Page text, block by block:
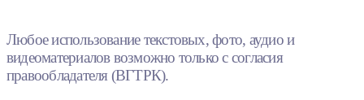
Любое использование текстовых, фото, аудио и
видеоматериалов возможно только с согласия
правообладателя (ВГТРК).